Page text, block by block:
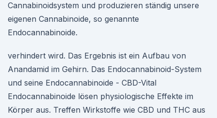
Cannabinoidsystem und produzieren ständig unsere
eigenen Cannabinoide, so genannte
Endocannabinoide.
verhindert wird. Das Ergebnis ist ein Aufbau von
Anandamid im Gehirn. Das Endocannabinoid-System
und seine Endocannabinoide - CBD-Vital
Endocannabinoide lösen physiologische Effekte im
Körper aus. Treffen Wirkstoffe wie CBD und THC aus